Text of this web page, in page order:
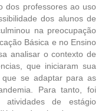
dos professores ao uso
dos alunos de
na preocupação
Básica e no Ensino
analisar o contexto de
que iniciaram sua
que se adaptar para as
Para tanto, foi
atividades de estágio